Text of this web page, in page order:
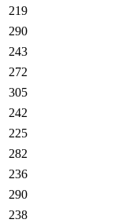
219
290
243
272
305
242
225
282
236
290
238